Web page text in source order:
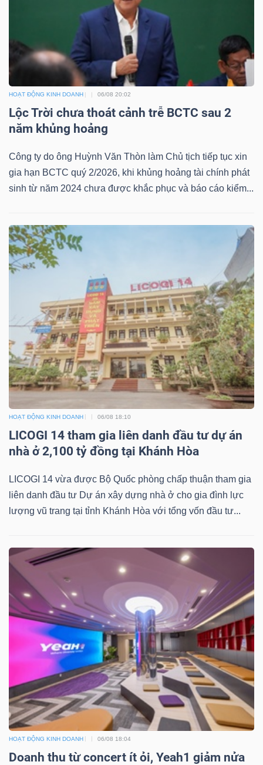
HOẠT ĐỘNG KINH DOANH 06/08 20:02
Lộc Trời chưa thoát cảnh trễ BCTC sau 2
năm khủng hoảng
Công ty do ông Huỳnh Văn Thòn làm Chủ tịch tiếp tục xin
gia hạn BCTC quý 2/2026, khi khủng hoảng tài chính phát
sinh từ năm 2024 chưa được khắc phục và báo cáo kiểm...
HOẠT ĐỘNG KINH DOANH 06/08 18:10
LICOGI 14 tham gia liên danh đầu tư dự án
nhà ở 2,100 tỷ đồng tại Khánh Hòa
LICOGI 14 vừa được Bộ Quốc phòng chấp thuận tham gia
liên danh đầu tư Dự án xây dựng nhà ở cho gia đình lực
lượng vũ trang tại tỉnh Khánh Hòa với tổng vốn đầu tư...
HOẠT ĐỘNG KINH DOANH 06/08 18:04
Doanh thu từ concert ít ỏi, Yeah1 giảm nửa